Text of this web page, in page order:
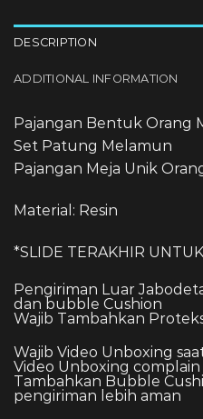
DESCRIPTION
ADDITIONAL INFORMATION
Pajangan Bentuk Orang
Set Patung Melamun
Pajangan Meja Unik
Material: Resin
*SLIDE TERAKHIR
Pengiriman Luar
dan bubble Cushion
Wajib Tambahkan
Wajib Video Unboxing
Video Unboxing
Tambahkan Bubble
pengiriman lebih aman